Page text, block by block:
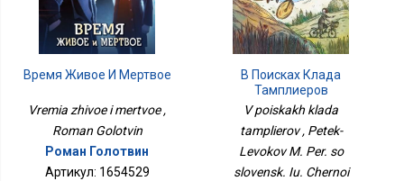
Время Живое И Мертвое
Vremia zhivoe i mertvoe ,
Roman Golotvin
Роман Голотвин
Артикул: 1654529
В Поисках Клада
Тамплиеров
V poiskakh klada
tamplierov , Petek-
Levokov M. Per. so
slovensk. Iu. Chernoi